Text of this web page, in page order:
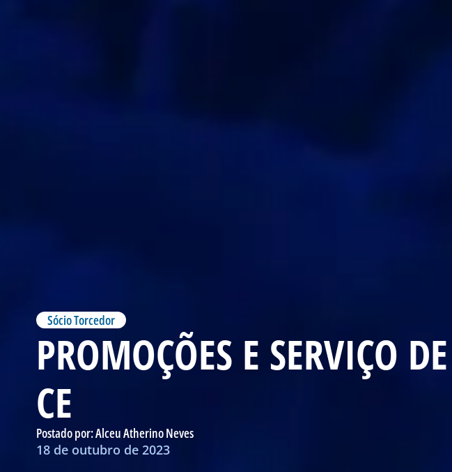
Sócio Torcedor
PROMOÇÕES E SERVIÇO
CE
Postado por:Alceu Atherino Neves
18 de outubro de 2023